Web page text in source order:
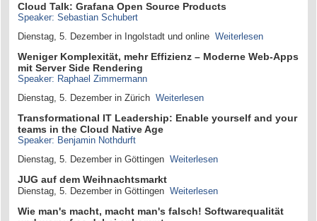
Cloud Talk: Grafana Open Source Products
Speaker: Sebastian Schubert
Dienstag, 5. Dezember in Ingolstadt und online Weiterlesen
Weniger Komplexität, mehr Effizienz – Moderne Web-Apps
mit Server Side Rendering
Speaker: Raphael Zimmermann
Dienstag, 5. Dezember in Zürich Weiterlesen
Transformational IT Leadership: Enable yourself and your
teams in the Cloud Native Age
Speaker: Benjamin Nothdurft
Dienstag, 5. Dezember in Göttingen Weiterlesen
JUG auf dem Weihnachtsmarkt
Dienstag, 5. Dezember in Göttingen Weiterlesen
Wie man's macht, macht man's falsch! Softwarequalität